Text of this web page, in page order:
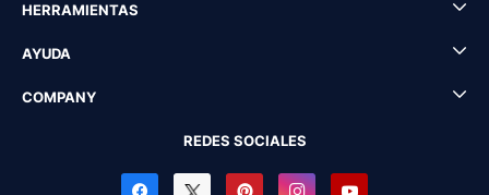
HERRAMIENTAS
AYUDA
COMPANY
REDES SOCIALES